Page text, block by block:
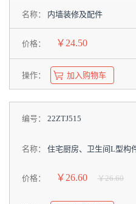
名称： 内墙装修及配件
价格： ￥24.50
操作： 加入购物车
编号： 22ZTJ515
名称： 住宅厨房、卫生间L型构
价格： ￥26.60 ￥26.60